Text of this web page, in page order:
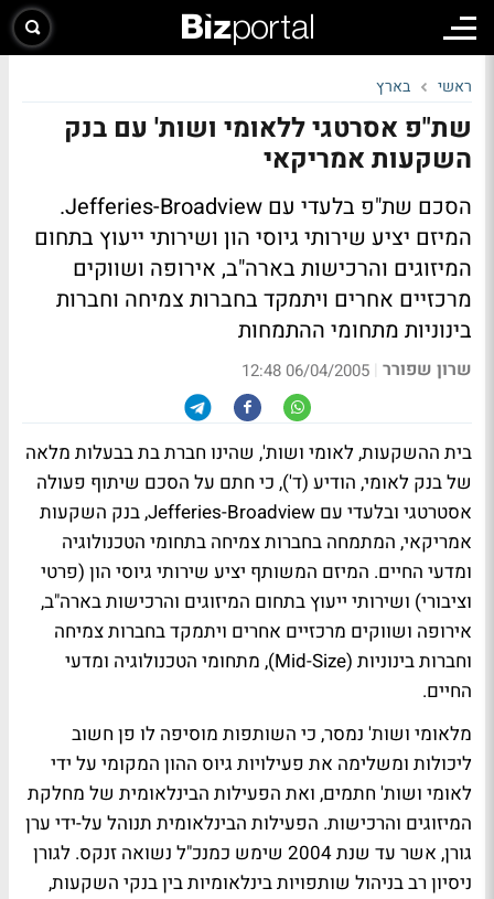
ראשי בארץ
שת"פ אסרטגי ללאומי ושות' עם בנק
השקעות אמריקאי
הסכם שת"פ בלעדי עם Jefferies-Broadview.
המיזם יציע שירותי גיוסי הון ושירותי ייעוץ בתחום
המיזוגים והרכישות בארה"ב, אירופה ושווקים
מרכזיים אחרים ויתמקד בחברות צמיחה וחברות
בינוניות מתחומי ההתמחות
שרון שפורר |
06/04/2005 12:48
בית ההשקעות, לאומי ושות', שהינו חברת בת בבעלות מלאה
של בנק לאומי, הודיע (ד'), כי חתם על הסכם שיתוף פעולה
אסטרטגי ובלעדי עם Jefferies-Broadview, בנק השקעות
אמריקאי, המתמחה בחברות צמיחה בתחומי הטכנולוגיה
ומדעי החיים. המיזם המשותף יציע שירותי גיוסי הון (פרטי
וציבורי) ושירותי ייעוץ בתחום המיזוגים והרכישות בארה"ב,
אירופה ושווקים מרכזיים אחרים ויתמקד בחברות צמיחה
וחברות בינוניות (Mid-Size), מתחומי הטכנולוגיה ומדעי
החיים.
מלאומי ושות' נמסר, כי השותפות מוסיפה לו פן חשוב
ליכולות ומשלימה את פעילויות גיוס ההון המקומי על ידי
לאומי ושות' חתמים, ואת הפעילות הבינלאומית של מחלקת
המיזוגים והרכישות. הפעילות הבינלאומית תנוהל על-ידי ערן
גורן, אשר עד שנת 2004 שימש כמנכ"ל נשואה זנקס. לגורן
ניסיון רב בניהול שותפויות בינלאומיות בין בנקי השקעות,